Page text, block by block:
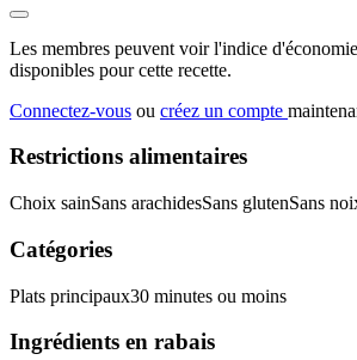
Les membres peuvent voir l'indice
disponibles pour cette recette.
Connectez-vous ou créez un compte
Restrictions alimentaires
Choix sainSans arachidesSans glutenSans
Catégories
Plats principaux30 minutes ou moins
Ingrédients en rabais